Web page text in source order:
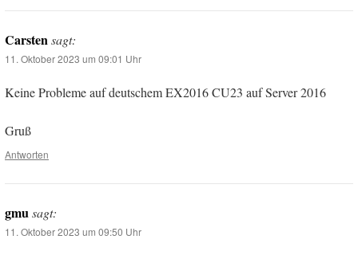
Carstensagt:
11. Oktober 2023 um 09:01 Uhr
Keine Probleme auf deutschem EX2016 CU23 auf Server 2016
Gruß
Antworten
gmusagt:
11. Oktober 2023 um 09:50 Uhr